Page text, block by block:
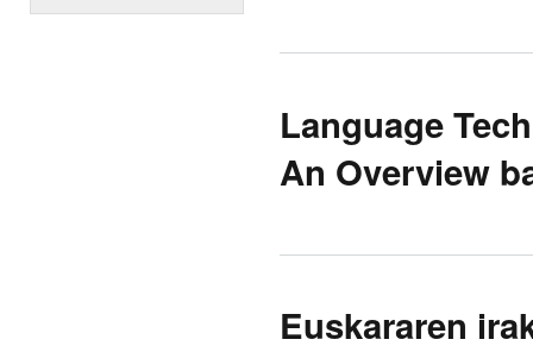
Language
An Overview
Euskararen